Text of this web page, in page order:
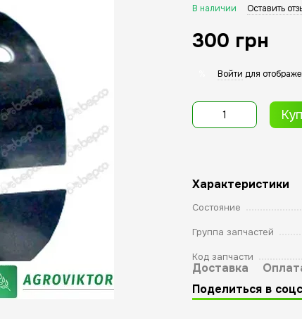
В наличии Оставить
300 грн
Войти для
Характеристики
Состояние
Группа запчастей
Код запчасти
Доставка
Поделиться в